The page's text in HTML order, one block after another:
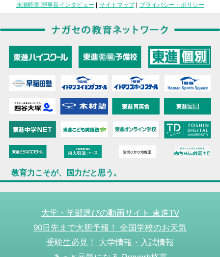
永瀬昭幸 理事長インタビュー | サイトマップ| プライバシー・ポリシー
教育力こそが、国力だと思う。
大学・学部選びの動画サイト 東進TV
90日先まで大胆予報！ 全国学校のお天気
受験生必見！ 大学情報・入試情報